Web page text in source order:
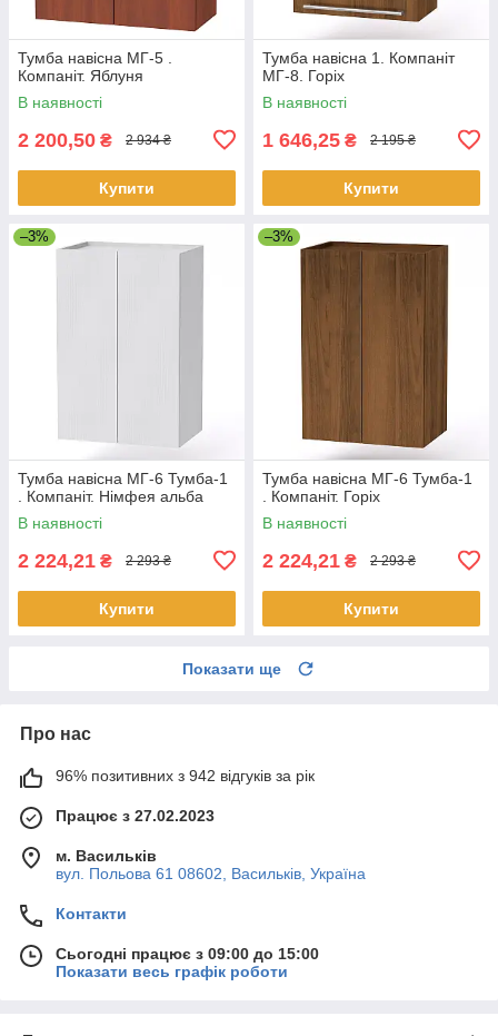
Тумба навісна МГ-5 .
Компаніт. Яблуня
В наявності
2 200,50 ₴ 2 934 ₴
Купити
Тумба навісна 1. Компаніт
МГ-8. Горіх
В наявності
1 646,25 ₴ 2 195 ₴
Купити
–3%
Тумба навісна МГ-6 Тумба-1
. Компаніт. Німфея альба
В наявності
2 224,21 ₴ 2 293 ₴
Купити
–3%
Тумба навісна МГ-6 Тумба-1
. Компаніт. Горіх
В наявності
2 224,21 ₴ 2 293 ₴
Купити
Показати ще
Про нас
96% позитивних з 942 відгуків за рік
Працює з 27.02.2023
м. Васильків
вул. Польова 61 08602, Васильків, Україна
Контакти
Сьогодні працює з 09:00 до 15:00
Показати весь графік роботи